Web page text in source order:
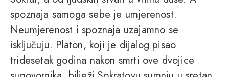
spoznaja samoga sebe je umjerenost.
Neumjerenost i spoznaja uzajamno se
isključuju. Platon, koji je dijalog pisao
tridesetak godina nakon smrti ove dvojice